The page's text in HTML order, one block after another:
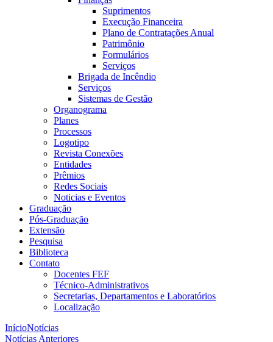
Suprimentos
Execução Financeira
Plano de Contratações Anual
Patrimônio
Formulários
Serviços
Brigada de Incêndio
Serviços
Sistemas de Gestão
Organograma
Planes
Processos
Logotipo
Revista Conexões
Entidades
Prêmios
Redes Sociais
Noticias e Eventos
Graduação
Pós-Graduação
Extensão
Pesquisa
Biblioteca
Contato
Docentes FEF
Técnico-Administrativos
Secretarias, Departamentos e Laboratórios
Localização
InícioNotícias
Notícias Anteriores